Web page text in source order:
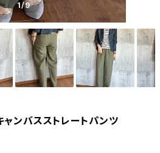
1/9
ャンバスストレートパンツ